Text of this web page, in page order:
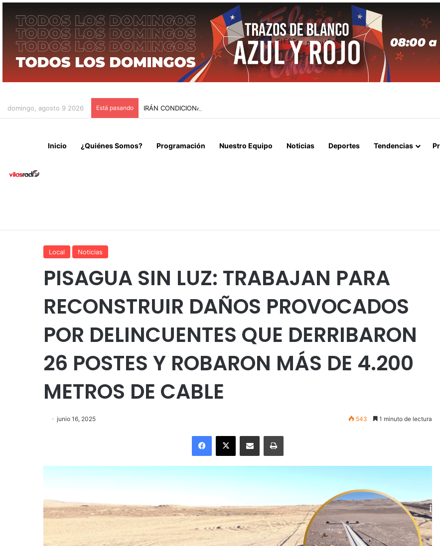
domingo, agosto 9 2026 Está pasando IRÁN CONDICIONA LA REAPERTURA DEL ESTRECHO DE ORMUZ Y EXIGE A ESTADOS UNIDOS
Inicio ¿Quiénes Somos? Programación Nuestro Equipo Noticias Deportes Tendencias
Local Noticias
PISAGUA SIN LUZ: TRABAJAN PARA
RECONSTRUIR DAÑOS PROVOCADOS
POR DELINCUENTES QUE DERRIBARON
26 POSTES Y ROBARON MÁS DE 4.200
METROS DE CABLE
junio 16, 2025 543 1 minuto de lectura
Facebook
X Enviar vía email Imprimir